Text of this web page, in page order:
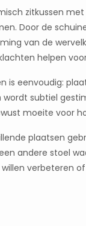
zitkussen
Door de
van de
helpen
is eenvoudig:
subtiel
moeite voor
plaatsen
andere stoel
verbeteren